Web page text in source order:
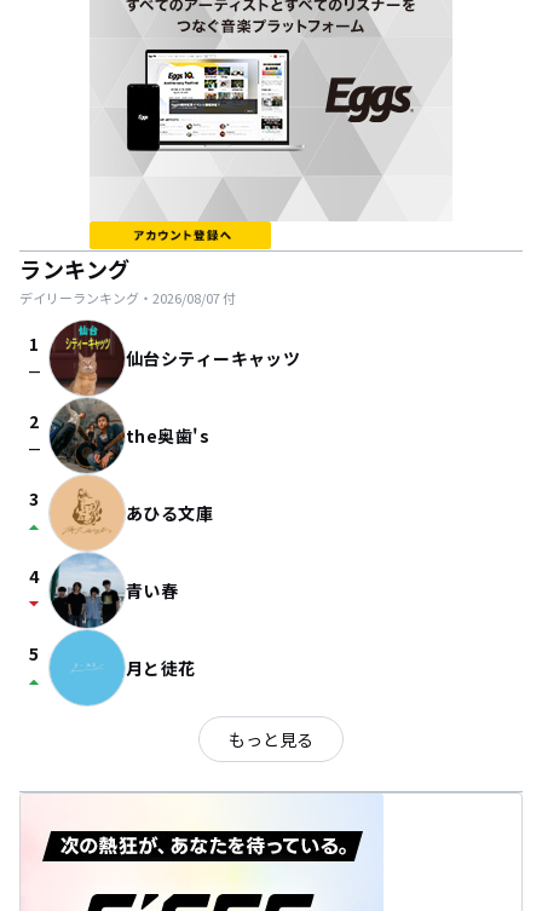
ランキング
デイリーランキング・ 2026/08/07付
1
check_indeterminate_small 仙台シティーキャッツ
2
check_indeterminate_small the奥歯's
3
arrow_drop_up あひる文庫
4
arrow_drop_down 青い春
5
arrow_drop_up 月と徒花
もっと見る